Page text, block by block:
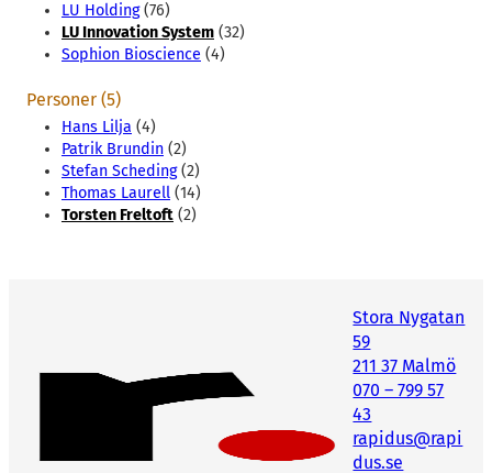
LU Holding(76)
LU Innovation System (32)
Sophion Bioscience (4)
Personer (5)
Hans Lilja (4)
Patrik Brundin (2)
Stefan Scheding(2)
Thomas Laurell (14)
Torsten Freltoft (2)
Stora Nygatan
59
211 37 Malmö
070 – 799 57
43
rapidus@rapi
dus.se